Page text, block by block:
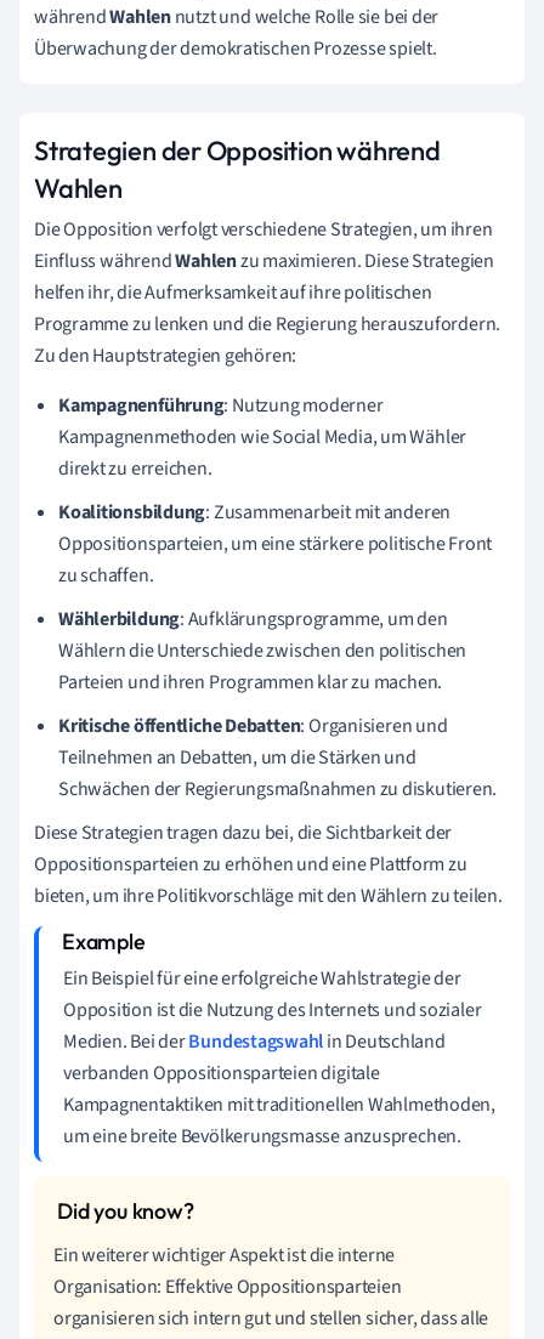
währendWahlennutzt und welche Rolle sie bei der
Überwachung der demokratischen Prozesse spielt.
Strategien der Opposition während
Wahlen
Die Opposition verfolgt verschiedene Strategien, um ihren
Einfluss währendWahlenzu maximieren. Diese Strategien
helfen ihr, die Aufmerksamkeit auf ihre politischen
Programme zu lenken und die Regierung herauszufordern.
Zu den Hauptstrategien gehören:
Kampagnenführung: Nutzung moderner
Kampagnenmethoden wie Social Media, um Wähler
direkt zu erreichen.
Koalitionsbildung: Zusammenarbeit mit anderen
Oppositionsparteien, um eine stärkere politische Front
zu schaffen.
Wählerbildung: Aufklärungsprogramme, um den
Wählern die Unterschiede zwischen den politischen
Parteien und ihren Programmen klar zu machen.
Kritische öffentliche Debatten: Organisieren und
Teilnehmen an Debatten, um die Stärken und
Schwächen der Regierungsmaßnahmen zu diskutieren.
Diese Strategien tragen dazu bei, die Sichtbarkeit der
Oppositionsparteien zu erhöhen und eine Plattform zu
bieten, um ihre Politikvorschläge mit den Wählern zu teilen.
Ein Beispiel für eine erfolgreiche Wahlstrategie der
Opposition ist die Nutzung des Internets und sozialer
Medien. Bei derBundestagswahlin Deutschland
verbanden Oppositionsparteien digitale
Kampagnentaktiken mit traditionellen Wahlmethoden,
um eine breite Bevölkerungsmasse anzusprechen.
Ein weiterer wichtiger Aspekt ist die interne
Organisation: Effektive Oppositionsparteien
organisieren sich intern gut und stellen sicher, dass alle